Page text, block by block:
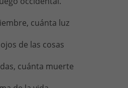
cuánta luz
de las cosas
cuánta muerte